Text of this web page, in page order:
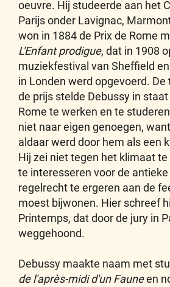
oeuvre. Hij studeerde aan het
Parijs onder Lavignac,
won in 1884 de Prix de Rome
L'Enfant prodigue, dat in 1908
muziekfestival van Sheffield
in Londen werd opgevoerd. De
de prijs stelde Debussy in
Rome te werken en te
niet naar eigen genoegen,
aldaar werd door hem als een
Hij zei niet tegen het klimaat
te interesseren voor de
regelrecht te ergeren aan de
moest bijwonen. Hier schreef
Printemps, dat door de jury in
weggehoond.
Debussy maakte naam met
de l'après-midi d'un Fauneen